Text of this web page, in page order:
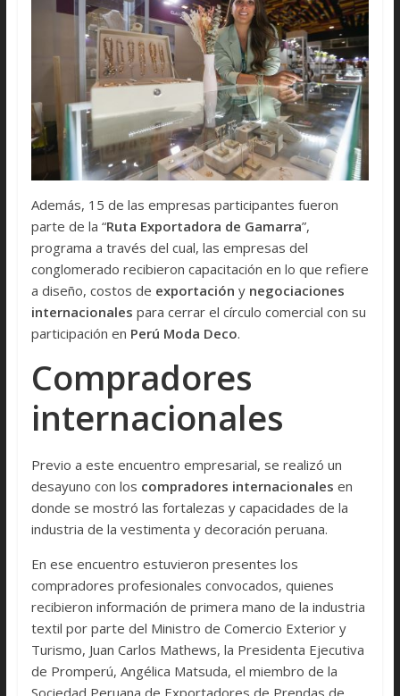
Además, 15 de las empresas participantes fueron
parte de la “Ruta Exportadora de Gamarra”,
programa a través del cual, las empresas del
conglomerado recibieron capacitación en lo que refiere
a diseño, costos de exportación y negociaciones
internacionales para cerrar el círculo comercial con su
participación en Perú Moda Deco.
Compradores
internacionales
Previo a este encuentro empresarial, se realizó un
desayuno con los compradores internacionales en
donde se mostró las fortalezas y capacidades de la
industria de la vestimenta y decoración peruana.
En ese encuentro estuvieron presentes los
compradores profesionales convocados, quienes
recibieron información de primera mano de la industria
textil por parte del Ministro de Comercio Exterior y
Turismo, Juan Carlos Mathews, la Presidenta Ejecutiva
de Promperú, Angélica Matsuda, el miembro de la
Sociedad Peruana de Exportadores de Prendas de